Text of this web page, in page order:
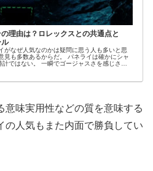
理由は？ロレックスとの共通点と
がなぜ人気なのかは疑問に思う人も多いと思
見も多数あるからだ。 パネライは確かにシャ
ではない。 一瞬でゴージャスさを感じさせ
意味実用性などの質を意味する
の人気もまた内面で勝負してい